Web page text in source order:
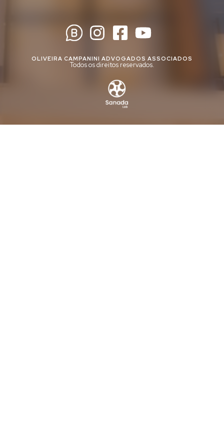
OLIVEIRA CAMPANINI ADVOGADOS ASSOCIADOS
Todos os direitos reservados.